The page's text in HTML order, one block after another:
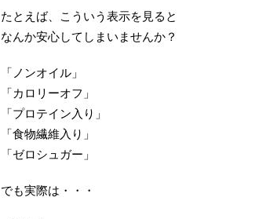
たとえば、こういう表示を見ると
なんか安心してしまいませんか？
「ノンオイル」
「カロリーオフ」
「プロテイン入り」
「食物繊維入り」
「ゼロシュガー」
でも実際は・・・